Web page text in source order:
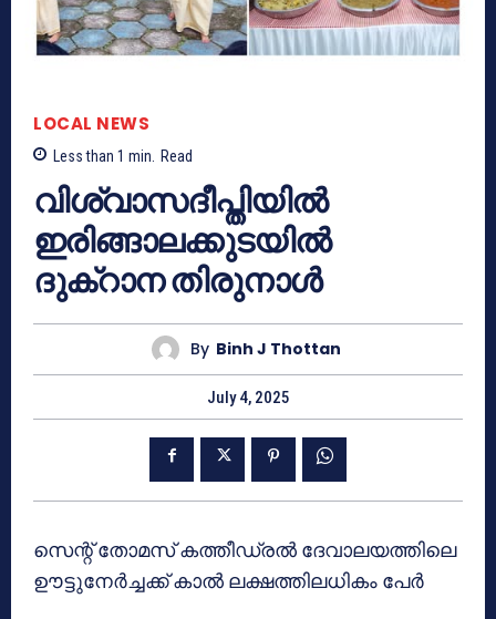
LOCAL NEWS
Less than 1 min. Read
വിശ്വാസദീപ്തിയില്‍
ഇരിങ്ങാലക്കുടയില്‍
ദുക്റാന തിരുനാള്‍
By Binh J Thottan
July 4, 2025
സെന്റ് തോമസ് കത്തീഡ്രല്‍ ദേവാലയത്തിലെ
ഊട്ടുനേര്‍ച്ചക്ക് കാല്‍ ലക്ഷത്തിലധികം പേര്‍